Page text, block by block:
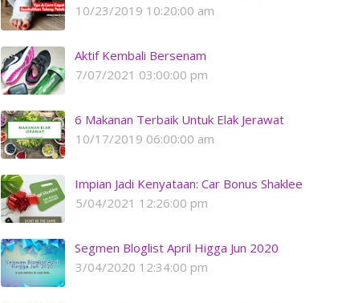
10/23/2019 10:20:00 am
Aktif Kembali Bersenam
7/07/2021 03:00:00 pm
6 Makanan Terbaik Untuk Elak Jerawat
10/17/2019 06:00:00 am
Impian Jadi Kenyataan: Car Bonus Shaklee
5/04/2021 12:26:00 pm
Segmen Bloglist April Higga Jun 2020
3/04/2020 12:34:00 pm